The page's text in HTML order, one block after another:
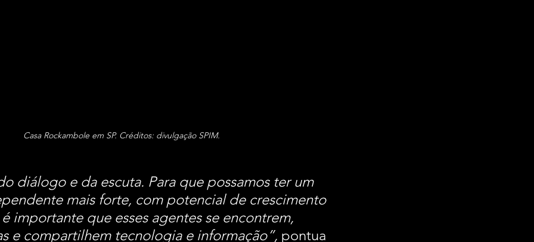
Casa Rockambole em SP. Créditos: divulgação SPIM.
diálogo e da escuta. Para que possamos ter um
mais forte, com potencial de crescimento
importante que esses agentes se encontrem,
e compartilhem tecnologia e informação”, pontua